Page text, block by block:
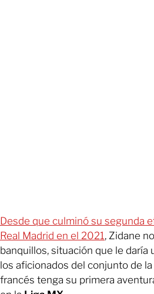
Desde que culminó su segunda
Real Madrid en el 2021, Zidane
banquillos, situación que le daría
los aficionados del conjunto de la
francés tenga su primera